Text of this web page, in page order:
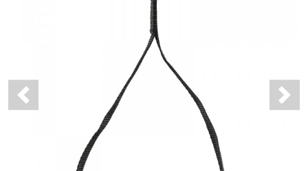
Previous Next